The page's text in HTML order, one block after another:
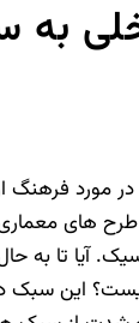
به
مورد فرهنگ
های معماری
آیا تا به
این سبک